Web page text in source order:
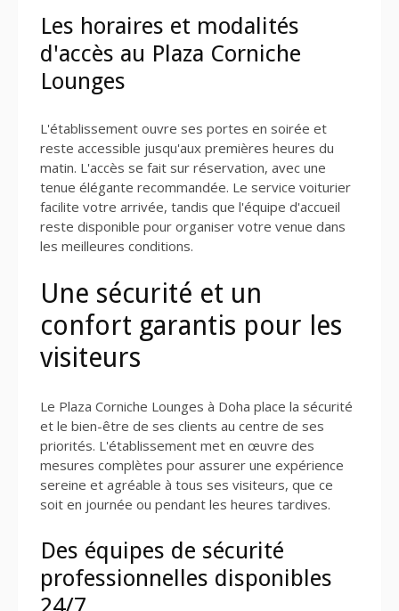
Les horaires et modalités
d'accès au Plaza Corniche
Lounges
L'établissement ouvre ses portes en soirée et
reste accessible jusqu'aux premières heures du
matin. L'accès se fait sur réservation, avec une
tenue élégante recommandée. Le service voiturier
facilite votre arrivée, tandis que l'équipe d'accueil
reste disponible pour organiser votre venue dans
les meilleures conditions.
Une sécurité et un
confort garantis pour les
visiteurs
Le Plaza Corniche Lounges à Doha place la sécurité
et le bien-être de ses clients au centre de ses
priorités. L'établissement met en œuvre des
mesures complètes pour assurer une expérience
sereine et agréable à tous ses visiteurs, que ce
soit en journée ou pendant les heures tardives.
Des équipes de sécurité
professionnelles disponibles
24/7